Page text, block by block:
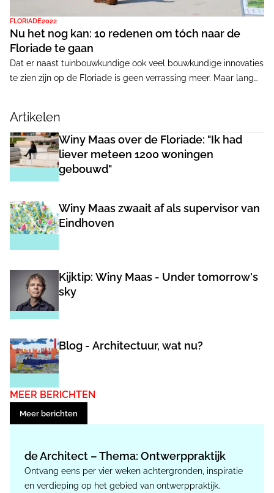
FLORIADE2022
Nu het nog kan: 10 redenen om tóch naar de
Floriade te gaan
Dat er naast tuinbouwkundige ook veel bouwkundige innovaties
te zien zijn op de Floriade is geen verrassing meer. Maar lang
hectare grote terrein bij Almere en maakte een volstrekt
subjectieve selectie.
Artikelen
Winy Maas over de Floriade: "Ik had
liever meteen 1200 woningen
gebouwd"
Winy Maas zwaait af als supervisor van
Eindhoven
Kijktip: Winy Maas - Under tomorrow's
sky
Blog - Architectuur, wat nu?
MEER BERICHTEN
Meer berichten
de Architect – Thema: Ontwerppraktijk
Ontvang eens per vier weken achtergronden, inspiratie
en verdieping op het gebied van ontwerppraktijk.